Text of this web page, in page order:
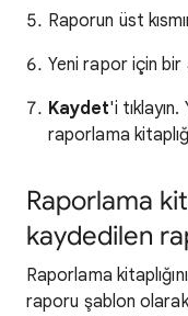
Raporun üst
Yeni rapor için bir
Kaydet'i
raporlama
Raporlama
kaydedilen
Raporlama
raporu şablon